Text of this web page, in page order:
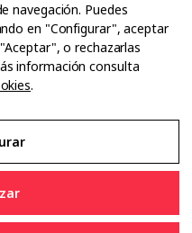
navegación. Puedes
en "Configurar", aceptar
o rechazarlas
información consulta
.
y Cookies